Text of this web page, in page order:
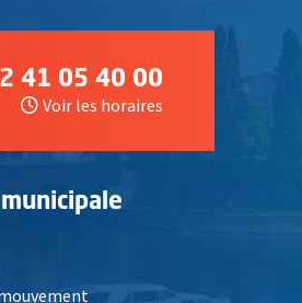
41 05 40 00
Voir les horaires